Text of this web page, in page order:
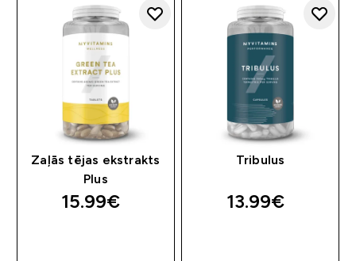
Zaļās tējas ekstrakts
Plus
15.99€‎
Tribulus
13.99€‎